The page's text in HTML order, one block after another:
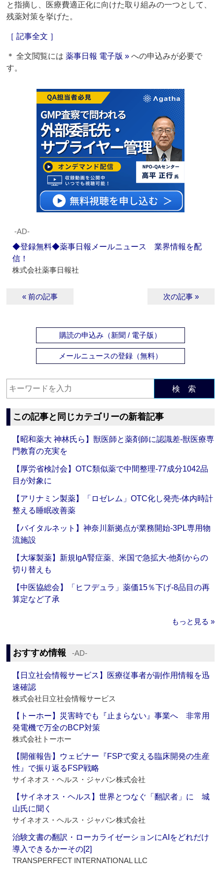
と指摘し、医療費適正化に向けた取り組みの一つとして、
残薬対策を挙げた。
［ 記事全文 ］
＊ 全文閲覧には薬事日報 電子版 » への申込みが必要で
す。
‐AD‐
◆登録無料◆薬事日報メールニュース 業界情報を配
信！
株式会社薬事日報社
« 前の記事 次の記事 »
購読の申込み（新聞 / 電子版）
メールニュースの登録（無料）
検 索
この記事と同じカテゴリーの新着記事
【昭和薬大 神林氏ら】獣医師と薬剤師に認識差‐獣医療専
門教育の充実を
【厚労省検討会】OTC類似薬で中間整理‐77成分1042品
目が対象に
【アリナミン製薬】「ロゼレム」OTC化し発売‐体内時計
整える睡眠改善薬
【バイタルネット】神奈川新拠点が業務開始‐3PL専用物
流施設
【大塚製薬】新規IgA腎症薬、米国で急拡大‐他剤からの
切り替えも
【中医協総会】「ヒフデュラ」薬価15％下げ‐8品目の再
算定など了承
もっと見る »
おすすめ情報 ‐AD‐
【日立社会情報サービス】医療従事者が副作用情報を迅
速確認
株式会社日立社会情報サービス
【トーホー】災害時でも『止まらない』事業へ 非常用
発電機で万全のBCP対策
株式会社トーホー
【開催報告】ウェビナー『FSPで変える臨床開発の生産
性』で振り返るFSP戦略
サイネオス・ヘルス・ジャパン株式会社
【サイネオス・ヘルス】世界とつなぐ「翻訳者」に 城
山氏に聞く
サイネオス・ヘルス・ジャパン株式会社
治験文書の翻訳・ローカライゼーションにAIをどれだけ
導入できるかーその[2]
TRANSPERFECT INTERNATIONAL LLC